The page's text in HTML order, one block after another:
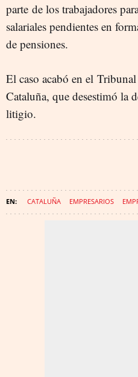
parte de los trabajadores
salariales pendientes en
de pensiones.
El caso acabó en el
Cataluña, que desestimó la
litigio.
CATALUÑA EMPRESARIOS